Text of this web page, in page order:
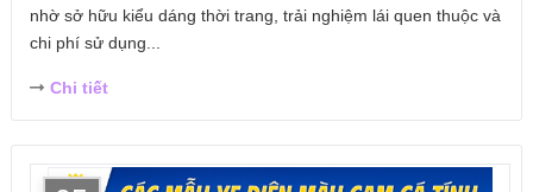
nhờ sở hữu kiểu dáng thời trang, trải nghiệm lái quen thuộc và
chi phí sử dụng...
Chi tiết